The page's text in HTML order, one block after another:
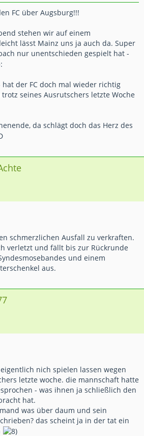
FC über Augsburg!!!
stehen wir auf einem
lässt Mainz uns ja auch da. Super
nur unentschieden gespielt hat -
hat der FC doch mal wieder richtig
seines Ausrutschers letzte Woche
da schlägt doch das Herz des
schmerzlichen Ausfall zu verkraften.
verletzt und fällt bis zur Rückrunde
und einem
aus.
nich spielen lassen wegen
letzte woche. die mannschaft hatte
- was ihnen ja schließlich den
hat.
was über daum und sein
das scheint ja in der tat ein